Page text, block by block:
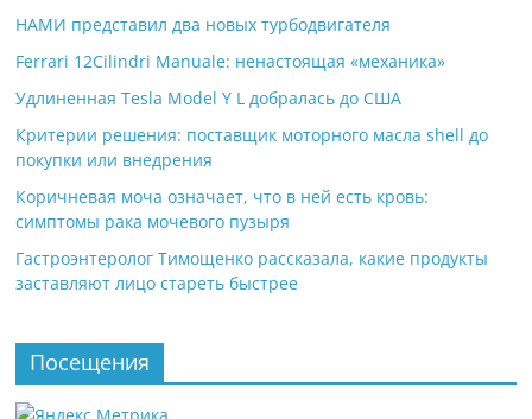
НАМИ представил два новых турбодвигателя
Ferrari 12Cilindri Manuale: ненастоящая «механика»
Удлиненная Tesla Model Y L добралась до США
Критерии решения: поставщик моторного масла shell до
покупки или внедрения
Коричневая моча означает, что в ней есть кровь:
симптомы рака мочевого пузыря
Гастроэнтеролог Тимощенко рассказала, какие продукты
заставляют лицо стареть быстрее
Посещения